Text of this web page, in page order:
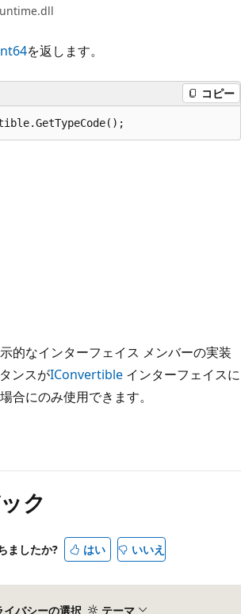
を返します。
コピー
的なインターフェイス メンバーの実装
ンスがIConvertible インターフェイスに
合にのみ使用できます。
ク
ましたか? はい いいえ
イバシーの選択 テーマ